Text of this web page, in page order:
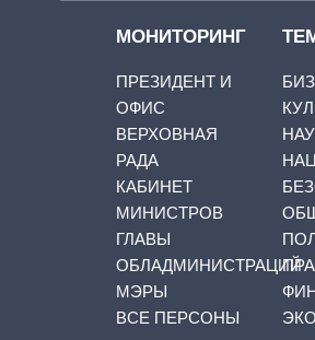
МОНИТОРИНГ
ПРЕЗИДЕНТ И
ОФИС
ВЕРХОВНАЯ
РАДА
КАБИНЕТ
МИНИСТРОВ
ГЛАВЫ
ОБЛАДМИНИСТРАЦИЙ
МЭРЫ
ВСЕ ПЕРСОНЫ